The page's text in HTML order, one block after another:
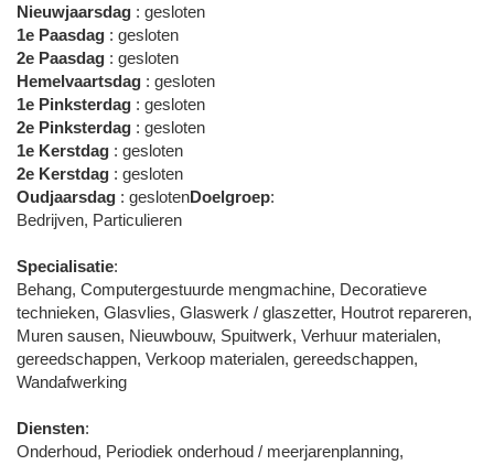
Nieuwjaarsdag : gesloten
1e Paasdag : gesloten
2e Paasdag : gesloten
Hemelvaartsdag : gesloten
1e Pinksterdag : gesloten
2e Pinksterdag : gesloten
1e Kerstdag : gesloten
2e Kerstdag : gesloten
Oudjaarsdag : geslotenDoelgroep:
Bedrijven, Particulieren
Specialisatie:
Behang, Computergestuurde mengmachine, Decoratieve
technieken, Glasvlies, Glaswerk / glaszetter, Houtrot repareren,
Muren sausen, Nieuwbouw, Spuitwerk, Verhuur materialen,
gereedschappen, Verkoop materialen, gereedschappen,
Wandafwerking
Diensten:
Onderhoud, Periodiek onderhoud / meerjarenplanning,